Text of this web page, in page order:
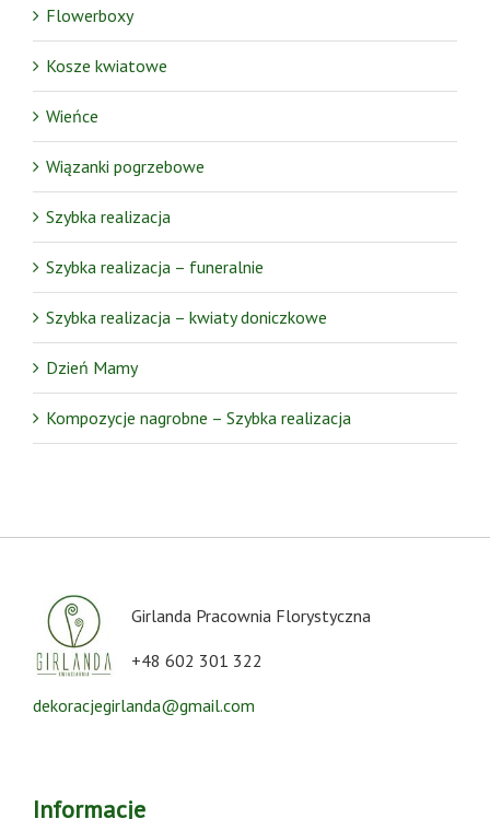
Flowerboxy
Kosze kwiatowe
Wieńce
Wiązanki pogrzebowe
Szybka realizacja
Szybka realizacja – funeralnie
Szybka realizacja – kwiaty doniczkowe
Dzień Mamy
Kompozycje nagrobne – Szybka realizacja
Girlanda Pracownia Florystyczna
+48 602 301 322
dekoracjegirlanda@gmail.com
Informacje